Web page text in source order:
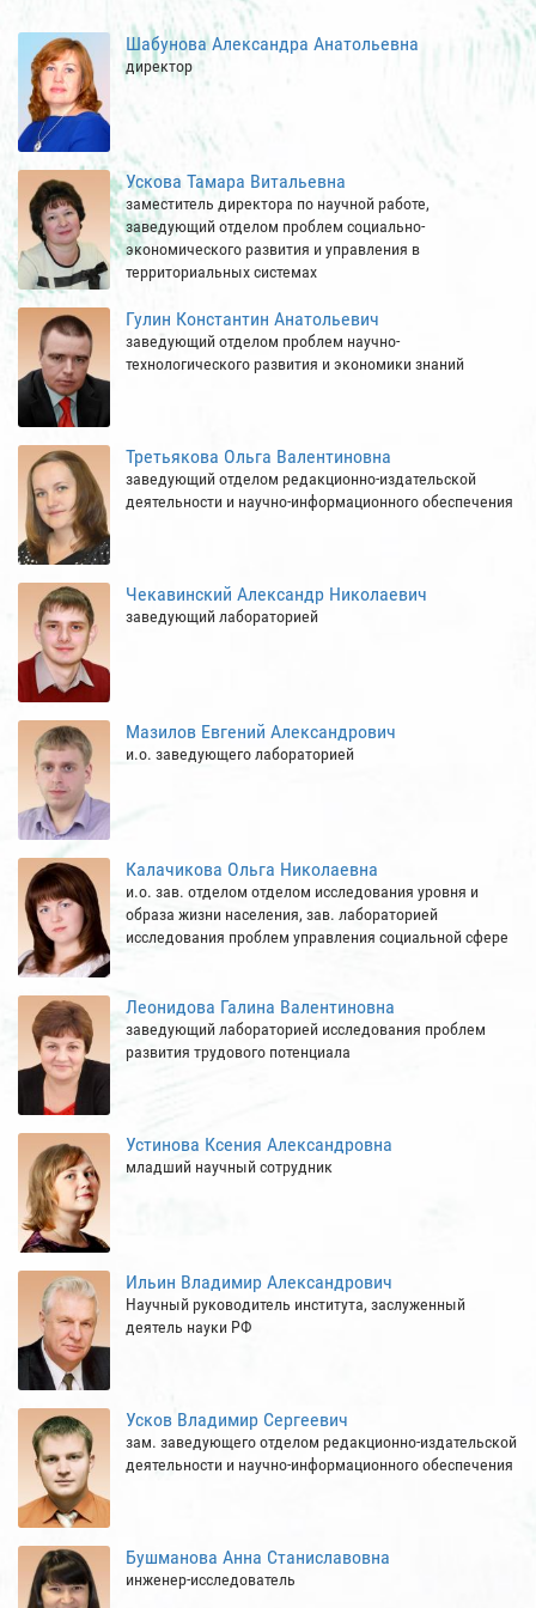
Шабунова Александра Анатольевна
директор
Ускова Тамара Витальевна
заместитель директора по научной работе,
заведующий отделом проблем социально-
экономического развития и управления в
территориальных системах
Гулин Константин Анатольевич
заведующий отделом проблем научно-
технологического развития и экономики знаний
Третьякова Ольга Валентиновна
заведующий отделом редакционно-издательской
деятельности и научно-информационного обеспечения
Чекавинский Александр Николаевич
заведующий лабораторией
Мазилов Евгений Александрович
и.о. заведующего лабораторией
Калачикова Ольга Николаевна
и.о. зав. отделом отделом исследования уровня и
образа жизни населения, зав. лабораторией
исследования проблем управления социальной сфере
Леонидова Галина Валентиновна
заведующий лабораторией исследования проблем
развития трудового потенциала
Устинова Ксения Александровна
младший научный сотрудник
Ильин Владимир Александрович
Научный руководитель института, заслуженный
деятель науки РФ
Усков Владимир Сергеевич
зам. заведующего отделом редакционно-издательской
деятельности и научно-информационного обеспечения
Бушманова Анна Станиславовна
инженер-исследователь